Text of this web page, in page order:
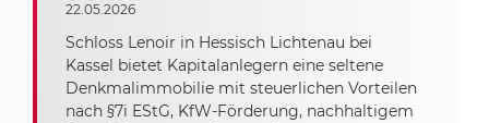
22.05.2026
Schloss Lenoir in Hessisch Lichtenau bei
Kassel bietet Kapitalanlegern eine seltene
Denkmalimmobilie mit steuerlichen Vorteilen
nach §7i EStG, KfW-Förderung, nachhaltigem